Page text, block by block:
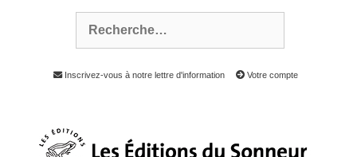
Inscrivez-vous à notre lettre d'information Votre compte